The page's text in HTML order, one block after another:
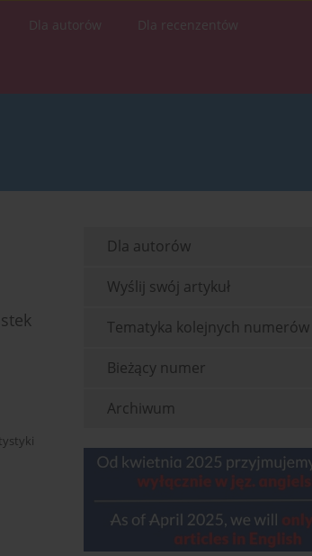
Dla autorów Dla recenzentów
Dla autorów
Wyślij swój artykuł
Tematyka kolejnych numerów
Bieżący numer
Archiwum